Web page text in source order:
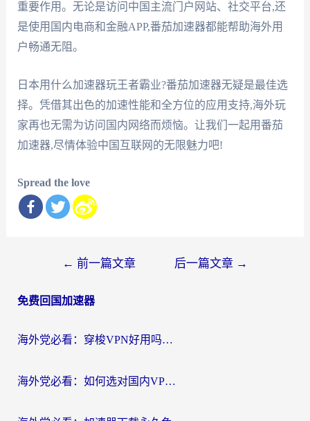
重要作用。无论是访问中国主流门户网站、社交平台,还
是使用国内电商和金融APP,番茄加速器都能帮助海外用
户畅通无阻。
日本用什么加速器玩王者霸业?番茄加速器无疑是最佳选
择。凭借其出色的加速性能和全方位的应用支持,海外玩
家再也无需为访问国内网络而烦恼。让我们一起用番茄
加速器,尽情体验中国互联网的无限魅力吧!
Spread the love
导
← 前一篇文章 后一篇文章 →
免费回国加速器
海外党必看：穿梭VPN好用吗？和云帆VPN对比哪个回国效果更好？附真实测评+避坑指南
海外党必看：如何选对国内VPN，实现无缝访问国内资源？